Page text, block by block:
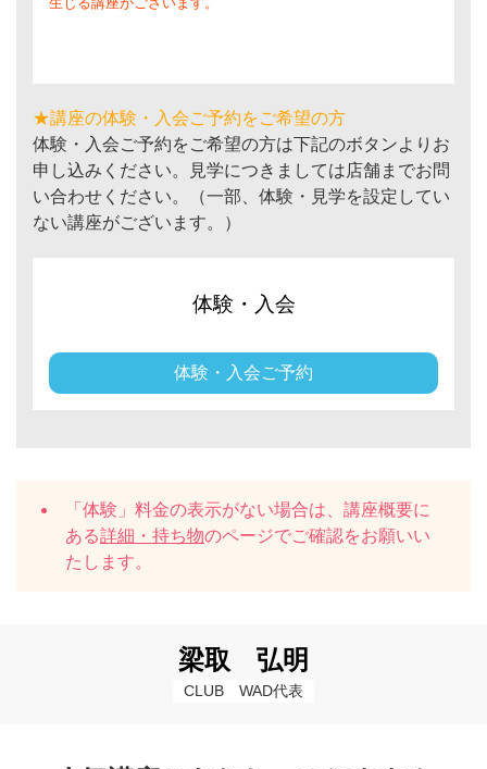
★講座の体験・入会ご予約をご希望の方
体験・入会ご予約をご希望の方は下記のボタンよりお
申し込みください。見学につきましては店舗までお問
い合わせください。（一部、体験・見学を設定してい
ない講座がございます。）
体験・入会
体験・入会ご予約
「体験」料金の表示がない場合は、講座概要に
ある詳細・持ち物のページでご確認をお願いい
たします。
梁取 弘明
CLUB　WAD代表